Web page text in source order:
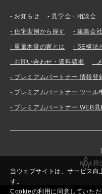
当ウェブサイトは、サービス
す。
Cookieの利用に同意していた
お知らせ 見学会・相談会
住宅実例から探す 建築会
重量木骨の家とは SE構法
お問い合わせ・資料請求
プレミアムパートナー 情報登
プレミアムパートナー ツール
プレミアムパートナー WEB見